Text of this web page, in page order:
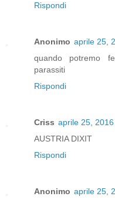
Rispondi
Anonimo aprile 25,
quando potremo
parassiti
Rispondi
Criss aprile 25,
AUSTRIA DIXIT
Rispondi
Anonimo aprile 25,